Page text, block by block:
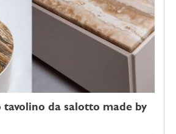
tavolino da salotto made by